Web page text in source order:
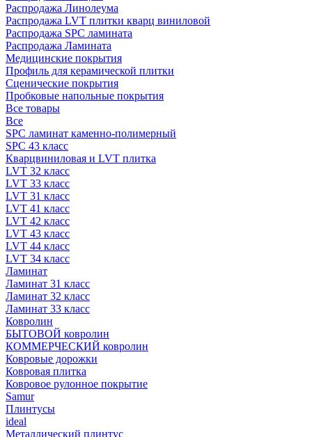
Распродажа Линолеума
Распродажа LVT плитки кварц виниловой
Распродажа SPC ламината
Распродажа Ламината
Медицинские покрытия
Профиль для керамической плитки
Сценические покрытия
Пробковые напольные покрытия
Все товары
Все
SPC ламинат каменно-полимерный
SPC 43 класс
Кварцвиниловая и LVT плитка
LVT 32 класс
LVT 33 класс
LVT 31 класс
LVT 41 класс
LVT 42 класс
LVT 43 класс
LVT 44 класс
LVT 34 класс
Ламинат
Ламинат 31 класс
Ламинат 32 класс
Ламинат 33 класс
Ковролин
БЫТОВОЙ ковролин
КОММЕРЧЕСКИЙ ковролин
Ковровые дорожки
Ковровая плитка
Ковровое рулонное покрытие
Samur
Плинтусы
ideal
Металлический плинтус